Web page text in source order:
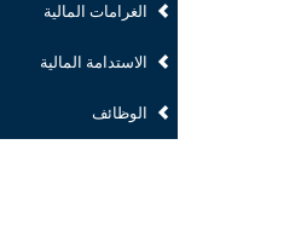
الغرامات المالية
الاستدامة المالية
الوظائف